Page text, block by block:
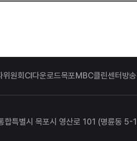
위원회 CI다운로드목포MBC클린센터 방
특별시 목포시 영산로 101 (명륜동 5-